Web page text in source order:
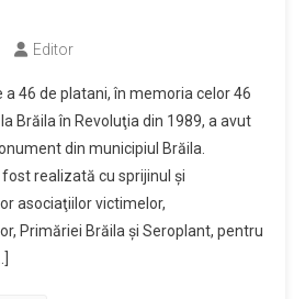
Editor
46 de platani, în memoria celor 46
Brăila în Revoluţia din 1989, a avut
din municipiul Brăila.
realizată cu sprijinul şi
asociaţiilor victimelor,
Primăriei Brăila şi Seroplant, pentru